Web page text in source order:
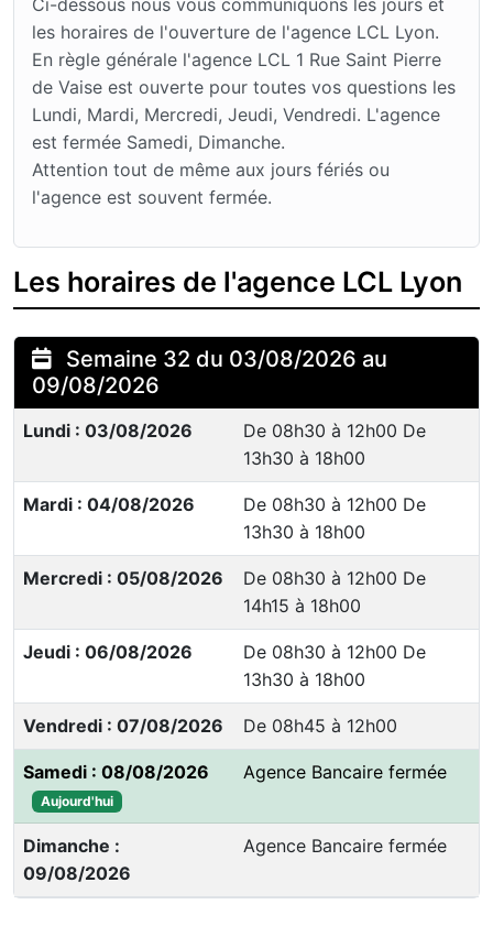
les horaires de l'ouverture de l'agence LCL Lyon.
En règle générale l'agence LCL 1 Rue Saint Pierre
de Vaise est ouverte pour toutes vos questions les
Lundi, Mardi, Mercredi, Jeudi, Vendredi. L'agence
est fermée Samedi, Dimanche.
Attention tout de même aux jours fériés ou
l'agence est souvent fermée.
Les horaires de l'agence LCL Lyon
Semaine 32 du 03/08/2026 au
09/08/2026
Lundi : 03/08/2026
De 08h30 à 12h00 De
13h30 à 18h00
Mardi : 04/08/2026
De 08h30 à 12h00 De
13h30 à 18h00
Mercredi : 05/08/2026
De 08h30 à 12h00 De
14h15 à 18h00
Jeudi : 06/08/2026
De 08h30 à 12h00 De
13h30 à 18h00
Vendredi : 07/08/2026 De 08h45 à 12h00
Samedi : 08/08/2026
Aujourd'hui
Agence Bancaire fermée
Dimanche :
09/08/2026
Agence Bancaire fermée